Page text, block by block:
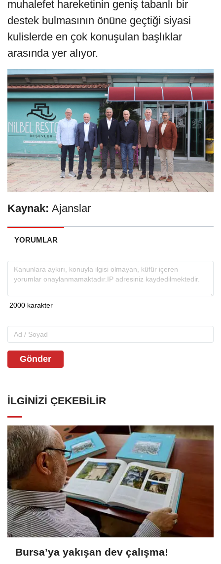
muhalefet hareketinin geniş tabanlı bir
destek bulmasının önüne geçtiği siyasi
kulislerde en çok konuşulan başlıklar
arasında yer alıyor.
Kaynak: Ajanslar
YORUMLAR
Gönder
İLGINIZI ÇEKEBILIR
Bursa’ya yakışan dev çalışma!